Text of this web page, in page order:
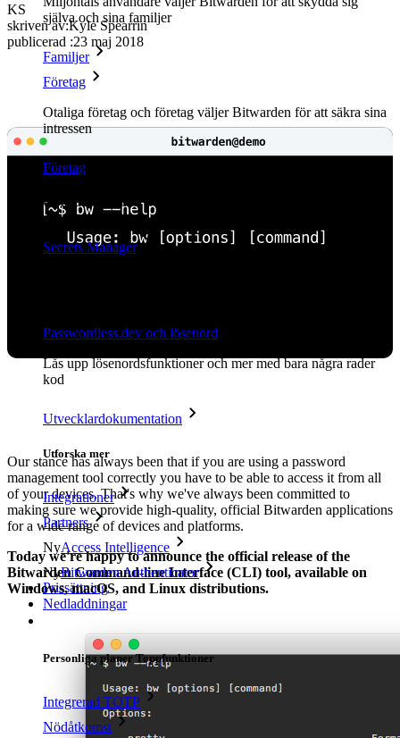
själva och sina familjer
Familjer
Företag
Otaliga företag och företag väljer Bitwarden för att säkra sina
intressen
Företag
Utvecklarprodukter
Secrets Manager
Passwordless.dev och lösenord
Lås upp lösenordsfunktioner och mer med bara några rader
kod
Utvecklardokumentation
Utforska mer
Integrationer
Partners
NyAccess Intelligence
NyBitwarden Authenticator
Prissättning
Nedladdningar
Personliga planer Toppfunktioner
Integrerad TOTP
Nödåtkomst
KS
skriven av:Kyle Spearrin
publicerad :23 maj 2018
Our stance has always been that if you are using a password
management tool correctly you have to be able to access it from all
of your devices. That's why we've always been committed to
making sure we provide high-quality, official Bitwarden applications
for a wide range of devices and platforms.
Today we're happy to announce the official release of the
Bitwarden Command-line Interface (CLI) tool, available on
Windows, macOS, and Linux distributions.